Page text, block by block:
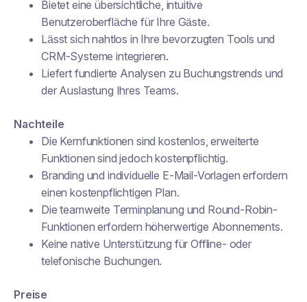
Bietet eine übersichtliche, intuitive
Benutzeroberfläche für Ihre Gäste.
Lässt sich nahtlos in Ihre bevorzugten Tools und
CRM-Systeme integrieren.
Liefert fundierte Analysen zu Buchungstrends und
der Auslastung Ihres Teams.
Nachteile
Die Kernfunktionen sind kostenlos, erweiterte
Funktionen sind jedoch kostenpflichtig.
Branding und individuelle E-Mail-Vorlagen erfordern
einen kostenpflichtigen Plan.
Die teamweite Terminplanung und Round-Robin-
Funktionen erfordern höherwertige Abonnements.
Keine native Unterstützung für Offline- oder
telefonische Buchungen.
Preise